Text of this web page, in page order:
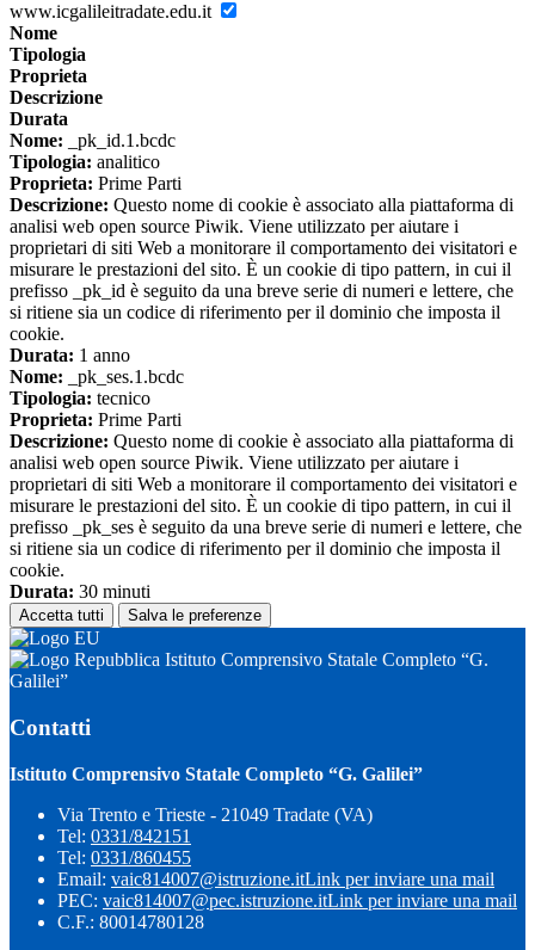
www.icgalileitradate.edu.it
Nome
Tipologia
Proprieta
Descrizione
Durata
Nome: _pk_id.1.bcdc
Tipologia: analitico
Proprieta: Prime Parti
Descrizione: Questo nome di cookie è associato alla piattaforma di
analisi web open source Piwik. Viene utilizzato per aiutare i
proprietari di siti Web a monitorare il comportamento dei visitatori e
misurare le prestazioni del sito. È un cookie di tipo pattern, in cui il
prefisso _pk_id è seguito da una breve serie di numeri e lettere, che
si ritiene sia un codice di riferimento per il dominio che imposta il
cookie.
Durata: 1 anno
Nome: _pk_ses.1.bcdc
Tipologia: tecnico
Proprieta: Prime Parti
Descrizione: Questo nome di cookie è associato alla piattaforma di
analisi web open source Piwik. Viene utilizzato per aiutare i
proprietari di siti Web a monitorare il comportamento dei visitatori e
misurare le prestazioni del sito. È un cookie di tipo pattern, in cui il
prefisso _pk_ses è seguito da una breve serie di numeri e lettere, che
si ritiene sia un codice di riferimento per il dominio che imposta il
cookie.
Durata: 30 minuti
Accetta tutti Salva le preferenze
Istituto Comprensivo Statale Completo “G.
Galilei”
Contatti
Istituto Comprensivo Statale Completo “G. Galilei”
Via Trento e Trieste - 21049 Tradate (VA)
Tel: 0331/842151
Tel: 0331/860455
Email: vaic814007@istruzione.itLink per inviare una mail
PEC: vaic814007@pec.istruzione.itLink per inviare una mail
C.F.: 80014780128